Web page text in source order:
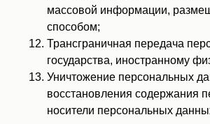
массовой информации,
способом;
Трансграничная передача
государства, иностранному
Уничтожение персональных
восстановления содержания
носители персональных